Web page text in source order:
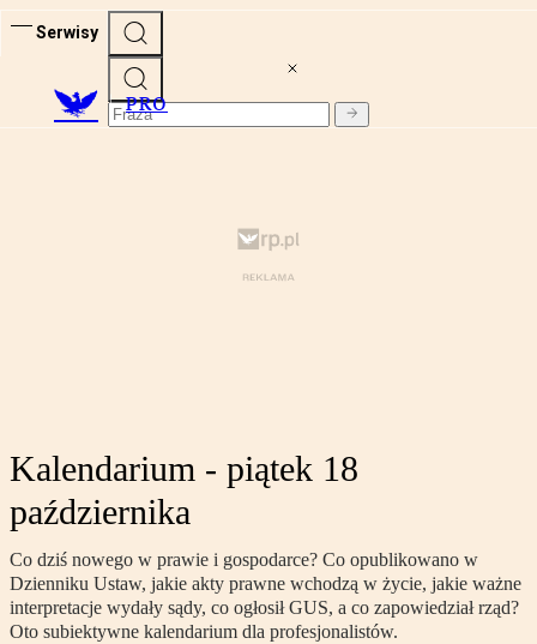
Serwisy
PRO
Kalendarium - piątek 18
października
Co dziś nowego w prawie i gospodarce? Co opublikowano w
Dzienniku Ustaw, jakie akty prawne wchodzą w życie, jakie ważne
interpretacje wydały sądy, co ogłosił GUS, a co zapowiedział rząd?
Oto subiektywne kalendarium dla profesjonalistów.